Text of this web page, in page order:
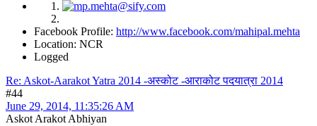
Facebook Profile: http://www.facebook.com/mahipal.mehta
Location: NCR
Logged
Re: Askot-Aarakot Yatra 2014 -अस्कोट -आराकोट पदयात्रा 2014
#44
June 29, 2014, 11:35:26 AM
Askot Arakot Abhiyan